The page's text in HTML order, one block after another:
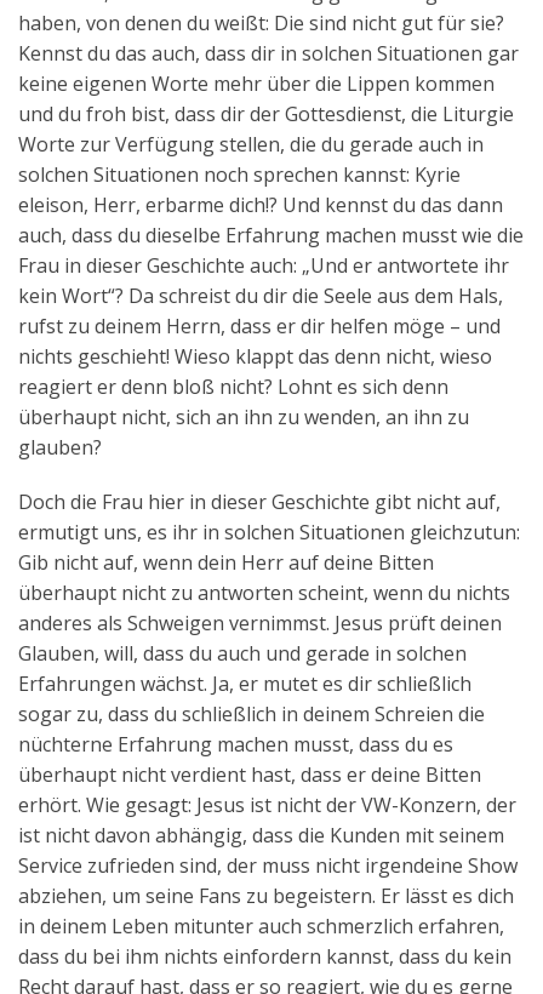
haben, von denen du weißt: Die sind nicht gut für sie?
Kennst du das auch, dass dir in solchen Situationen gar
keine eigenen Worte mehr über die Lippen kommen
und du froh bist, dass dir der Gottesdienst, die Liturgie
Worte zur Verfügung stellen, die du gerade auch in
solchen Situationen noch sprechen kannst: Kyrie
eleison, Herr, erbarme dich!? Und kennst du das dann
auch, dass du dieselbe Erfahrung machen musst wie die
Frau in dieser Geschichte auch: „Und er antwortete ihr
kein Wort“? Da schreist du dir die Seele aus dem Hals,
rufst zu deinem Herrn, dass er dir helfen möge – und
nichts geschieht! Wieso klappt das denn nicht, wieso
reagiert er denn bloß nicht? Lohnt es sich denn
überhaupt nicht, sich an ihn zu wenden, an ihn zu
glauben?
Doch die Frau hier in dieser Geschichte gibt nicht auf,
ermutigt uns, es ihr in solchen Situationen gleichzutun:
Gib nicht auf, wenn dein Herr auf deine Bitten
überhaupt nicht zu antworten scheint, wenn du nichts
anderes als Schweigen vernimmst. Jesus prüft deinen
Glauben, will, dass du auch und gerade in solchen
Erfahrungen wächst. Ja, er mutet es dir schließlich
sogar zu, dass du schließlich in deinem Schreien die
nüchterne Erfahrung machen musst, dass du es
überhaupt nicht verdient hast, dass er deine Bitten
erhört. Wie gesagt: Jesus ist nicht der VW-Konzern, der
ist nicht davon abhängig, dass die Kunden mit seinem
Service zufrieden sind, der muss nicht irgendeine Show
abziehen, um seine Fans zu begeistern. Er lässt es dich
in deinem Leben mitunter auch schmerzlich erfahren,
dass du bei ihm nichts einfordern kannst, dass du kein
Recht darauf hast, dass er so reagiert, wie du es gerne